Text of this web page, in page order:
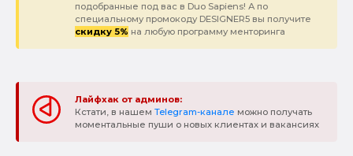
подобранные под вас в Duo Sapiens! А по
специальному промокоду DESIGNER5 вы получите
скидку 5% на любую программу менторинга
Лайфхак от админов:
Кстати, в нашем Telegram-канале можно получать
моментальные пуши о новых клиентах и вакансиях